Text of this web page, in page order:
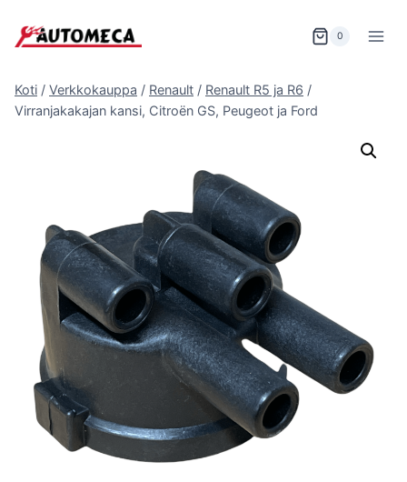
sisältöön
0
Koti / Verkkokauppa / Renault / Renault R5 ja R6 /
Virranjakakajan kansi, Citroën GS, Peugeot ja Ford